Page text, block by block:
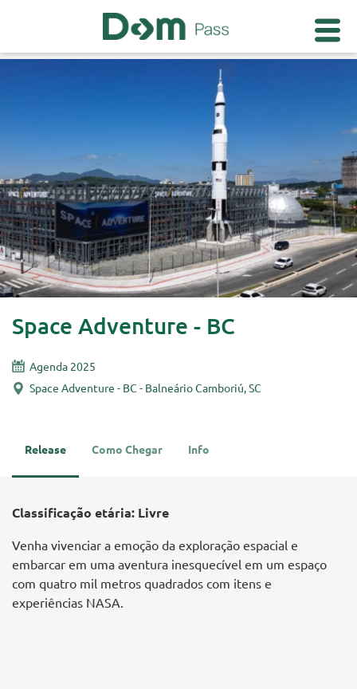
Space Adventure - BC
Agenda 2025
Space Adventure - BC - Balneário Camboriú, SC
Release Como Chegar Info
Classificação etária: Livre
Venha vivenciar a emoção da exploração espacial e
embarcar em uma aventura inesquecível em um espaço
com quatro mil metros quadrados com itens e
experiências NASA.